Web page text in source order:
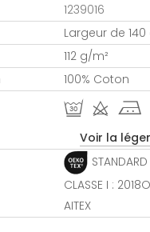
1239016
Largeur de
112 g/m²
100% Coton
R d j
Voir la
CLASSE I :
AITEX